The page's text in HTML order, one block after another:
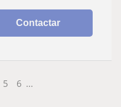
Contactar
5 6 ...